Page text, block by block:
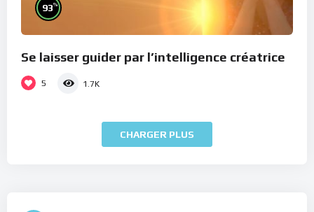
93%
Se laisser guider par l’intelligence créatrice
5 1.7K
CHARGER PLUS